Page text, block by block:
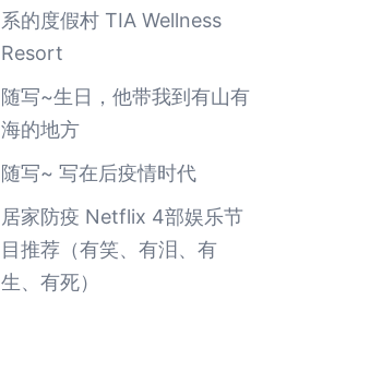
系的度假村 TIA Wellness
Resort
随写~生日，他带我到有山有
海的地方
随写~ 写在后疫情时代
居家防疫 Netflix 4部娱乐节
目推荐（有笑、有泪、有
生、有死）